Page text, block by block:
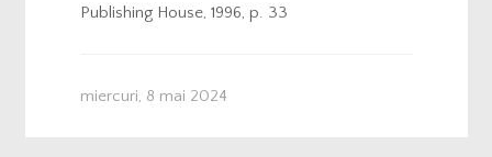
Publishing House, 1996, p. 33
miercuri, 8 mai 2024